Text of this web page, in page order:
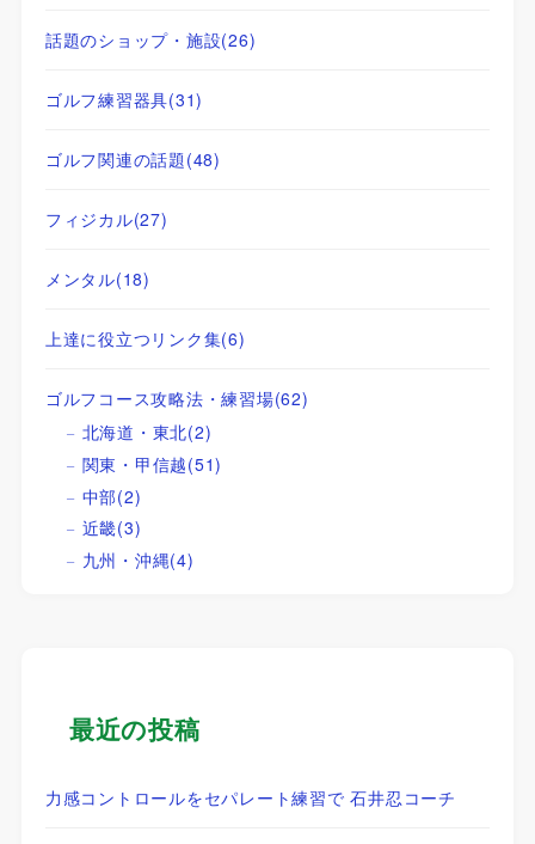
話題のショップ・施設(26)
ゴルフ練習器具(31)
ゴルフ関連の話題(48)
フィジカル(27)
メンタル(18)
上達に役立つリンク集(6)
ゴルフコース攻略法・練習場(62)
北海道・東北(2)
関東・甲信越(51)
中部(2)
近畿(3)
九州・沖縄(4)
最近の投稿
力感コントロールをセパレート練習で 石井忍コーチ